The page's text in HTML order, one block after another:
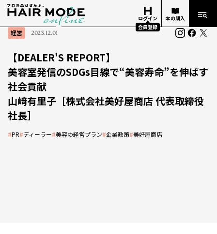
ログイン
会員登録
本の購入
経営 2023.12.01
【DEALER'S REPORT】
美容室発信のSDGs目線で“美容寿命”を伸ばす
社会貢献
山﨑有里子［株式会社美好屋商店 代表取締役
社長］
#PR#ディーラー#美容の経営プラン#企業政策#美好屋商店